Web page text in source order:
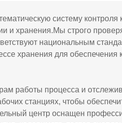
систему контроля
и хранения.Мы строго
национальным
хранения для обеспечения
работы процесса и
станциях, чтобы
центр оснащен